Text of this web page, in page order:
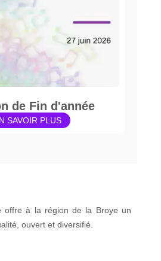
de Fin d'année
SAVOIR PLUS
offre à la région de la Broye un
ouvert et diversifié.